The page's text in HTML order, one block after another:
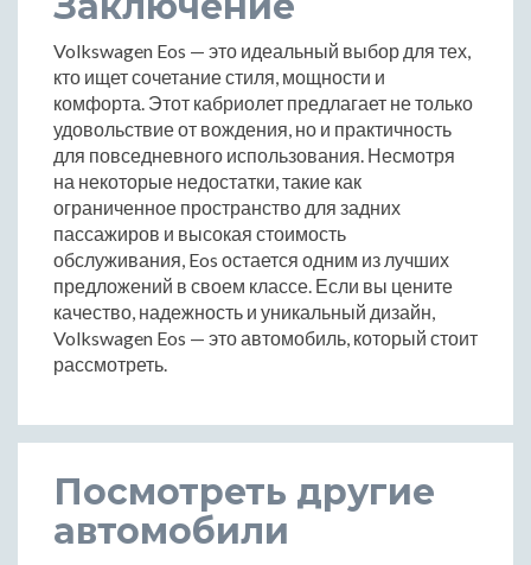
Volkswagen Eos — это идеальный выбор для тех,
кто ищет сочетание стиля, мощности и
комфорта. Этот кабриолет предлагает не только
удовольствие от вождения, но и практичность
для повседневного использования. Несмотря
на некоторые недостатки, такие как
ограниченное пространство для задних
пассажиров и высокая стоимость
обслуживания, Eos остается одним из лучших
предложений в своем классе. Если вы цените
качество, надежность и уникальный дизайн,
Volkswagen Eos — это автомобиль, который стоит
рассмотреть.
Посмотреть другие
автомобили